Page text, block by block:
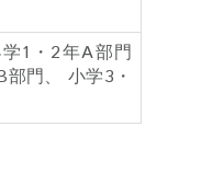
1・2年A部門
部門、 小学3・